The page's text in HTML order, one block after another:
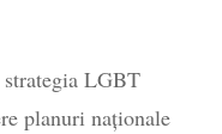
din Iași
strategia LGBT
planuri naționale